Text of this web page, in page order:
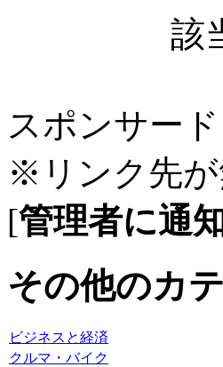
該
スポンサー
※リンク先が
[管理者に通
その他のカ
ビジネスと経済
クルマ・バイク